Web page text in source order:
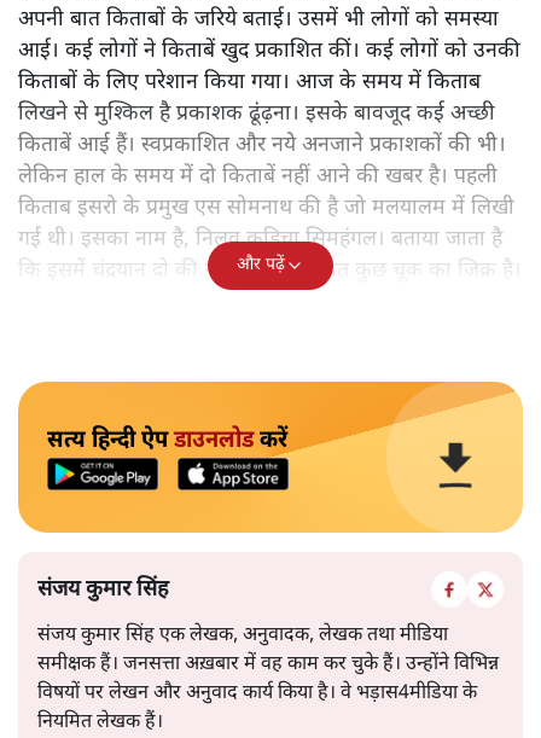
अपनी बात किताबों के जरिये बताई। उसमें भी लोगों को समस्या
आई। कई लोगों ने किताबें खुद प्रकाशित कीं। कई लोगों को उनकी
किताबों के लिए परेशान किया गया। आज के समय में किताब
लिखने से मुश्किल है प्रकाशक ढूंढ़ना। इसके बावजूद कई अच्छी
किताबें आई हैं। स्वप्रकाशित और नये अनजाने प्रकाशकों की भी।
लेकिन हाल के समय में दो किताबें नहीं आने की खबर है। पहली
किताब इसरो के प्रमुख एस सोमनाथ की है जो मलयालम में लिखी
गई थी। इसका नाम है, निलवु कुडिचा सिमहंगल। बताया जाता है
कि इसमें चंद्रयान दो की नाकामी से संबंधित कुछ चूक का जिक्र है।
और पढ़ें
सत्य हिन्दी ऐपडाउनलोडकरें
संजय कुमार सिंह
संजय कुमार सिंह एक लेखक, अनुवादक, लेखक तथा मीडिया
समीक्षक हैं। जनसत्ता अख़बार में वह काम कर चुके हैं। उन्होंने विभिन्न
विषयों पर लेखन और अनुवाद कार्य किया है। वे भड़ास4मीडिया के
नियमित लेखक हैं।